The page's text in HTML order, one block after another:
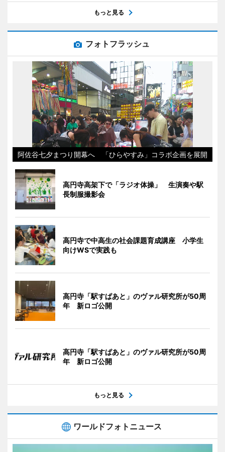
もっと見る
フォトフラッシュ
阿佐谷七夕まつり開幕へ 「ひらやすみ」コラボ企画を展開
高円寺高架下で「ラジオ体操」 生演奏や駅
長制服撮影会
高円寺で中高生の社会課題育成講座 小学生
向けWSで実践も
高円寺「駅すぱあと」のヴァル研究所が50周
年 新ロゴ公開
高円寺「駅すぱあと」のヴァル研究所が50周
年 新ロゴ公開
もっと見る
ワールドフォトニュース